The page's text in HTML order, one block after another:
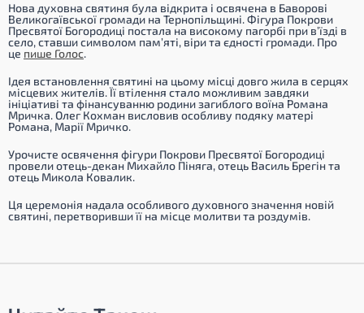
Нова духовна святиня була відкрита і освячена в Баворові
Великогаївської громади на Тернопільщині. Фігура Покрови
Пресвятої Богородиці постала на високому пагорбі при в’їзді в
село, ставши символом пам’яті, віри та єдності громади. Про
це пише Голос.
Ідея встановлення святині на цьому місці довго жила в серцях
місцевих жителів. Її втілення стало можливим завдяки
ініціативі та фінансуванню родини загиблого воїна Романа
Мричка. Олег Кохман висловив особливу подяку матері
Романа, Марії Мричко.
Урочисте освячення фігури Покрови Пресвятої Богородиці
провели отець-декан Михайло Піняга, отець Василь Брегін та
отець Микола Ковалик.
Ця церемонія надала особливого духовного значення новій
святині, перетворивши її на місце молитви та роздумів.